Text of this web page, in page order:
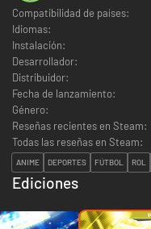
Compatibilidad de países:
Idiomas:
Instalación:
Desarrollador:
Distribuidor:
Fecha de lanzamiento:
Género:
Reseñas recientes en Steam:
Todas las reseñas en Steam:
ANIME DEPORTES FÚTBOL ROL
Ediciones